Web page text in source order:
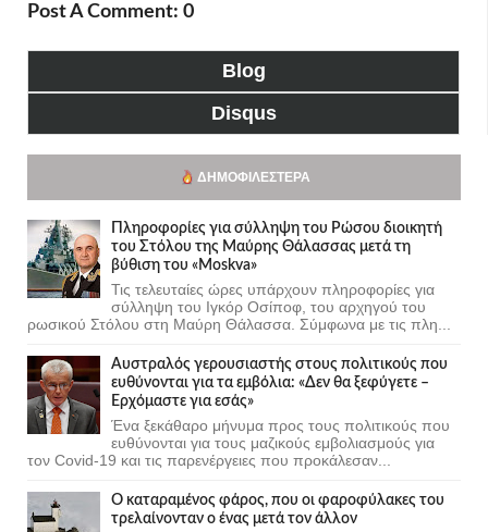
Post A Comment: 0
Blog
Disqus
ΔΗΜΟΦΙΛΈΣΤΕΡΑ
Πληροφορίες για σύλληψη του Ρώσου διοικητή
του Στόλου της Mαύρης Θάλασσας μετά τη
βύθιση του «Moskva»
Τις τελευταίες ώρες υπάρχουν πληροφορίες για
σύλληψη του Ιγκόρ Οσίποφ, του αρχηγού του
ρωσικού Στόλου στη Μαύρη Θάλασσα. Σύμφωνα με τις πλη...
Αυστραλός γερουσιαστής στους πολιτικούς που
ευθύνονται για τα εμβόλια: «Δεν θα ξεφύγετε –
Ερχόμαστε για εσάς»
Ένα ξεκάθαρο μήνυμα προς τους πολιτικούς που
ευθύνονται για τους μαζικούς εμβολιασμούς για
τον Covid-19 και τις παρενέργειες που προκάλεσαν...
Ο καταραμένος φάρος, που οι φαροφύλακες του
τρελαίνονταν ο ένας μετά τον άλλον